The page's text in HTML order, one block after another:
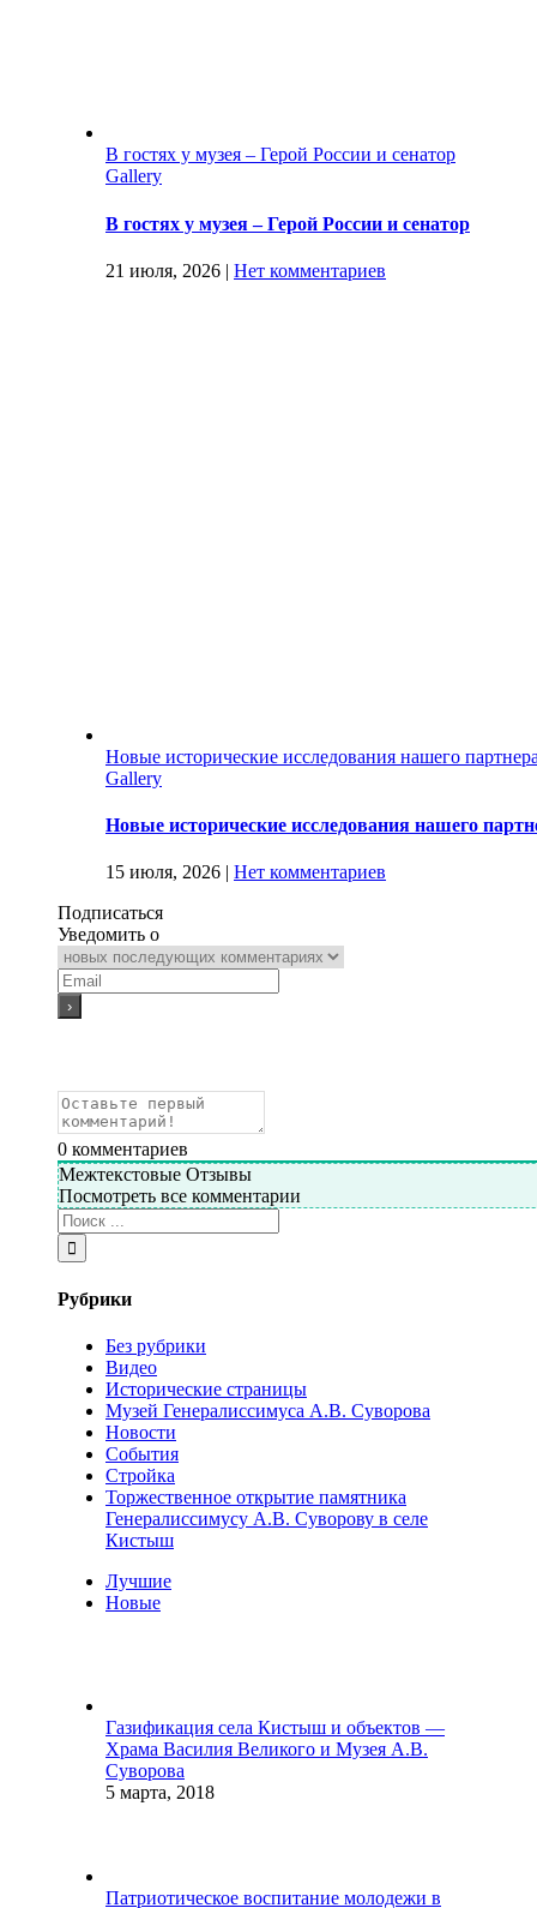
В гостях у музея – Герой России и сенатор
Gallery
В гостях у музея – Герой России и сенатор
21 июля, 2026 | Нет комментариев
Новые исторические исследования нашего
Gallery
Новые исторические исследования нашего
15 июля, 2026 | Нет комментариев
Подписаться
Уведомить о
0 комментариев
Межтекстовые Отзывы
Посмотреть все комментарии
Рубрики
Без рубрики
Видео
Исторические страницы
Музей Генералиссимуса А.В. Суворова
Новости
События
Стройка
Торжественное открытие памятника
Генералиссимусу А.В. Суворову в селе
Кистыш
Лучшие
Новые
Газификация села Кистыш и объектов —
Храма Василия Великого и Музея А.В.
Суворова
5 марта, 2018
Патриотическое воспитание молодежи в